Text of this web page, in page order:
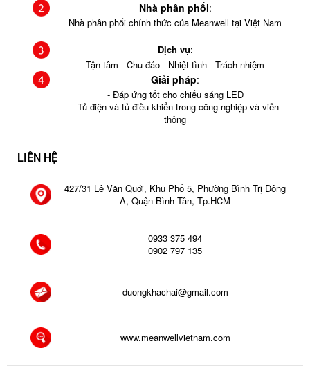
Nhà phân phối:
Nhà phân phối chính thức của Meanwell tại Việt Nam
Dịch vụ:
Tận tâm - Chu đáo - Nhiệt tình - Trách nhiệm
Giải pháp:
- Đáp ứng tốt cho chiếu sáng LED
- Tủ điện và tủ điều khiển trong công nghiệp và viễn
thông
LIÊN HỆ
427/31 Lê Văn Quới, Khu Phố 5, Phường Bình Trị Đông
A, Quận Bình Tân, Tp.HCM
0933 375 494
0902 797 135
duongkhachai@gmail.com
www.meanwellvietnam.com